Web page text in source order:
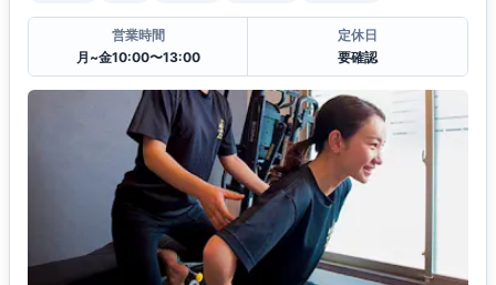
営業時間
月~金10:00〜13:00
定休日
要確認